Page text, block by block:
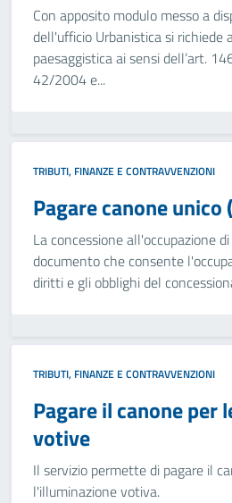
Con apposito modulo messo a
dell'ufficio Urbanistica si richiede
paesaggistica ai sensi dell’art.
42/2004 e...
TRIBUTI, FINANZE E CONTRAVVENZIONI
Pagare canone unico
La concessione all'occupazione
documento che consente
diritti e gli obblighi del
TRIBUTI, FINANZE E CONTRAVVENZIONI
Pagare il canone per
votive
Il servizio permette di pagare il
l'illuminazione votiva.